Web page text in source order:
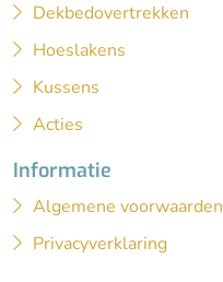
Dekbedovertrekken
Hoeslakens
Kussens
Acties
Informatie
Algemene voorwaarden
Privacyverklaring